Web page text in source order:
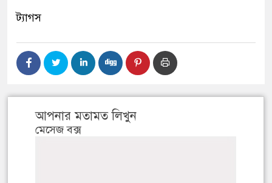
ট্যাগস
আপনার মতামত লিখুন
মেসেজ বক্স